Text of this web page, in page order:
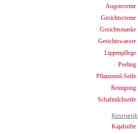
Augencreme
Gesichtscreme
Gesichtsmaske
Gesichtswasser
Lippenpflege
Peeling
Pflanzenöl-Seife
Reinigung
Schafmilchseife
Kosmetik
Kajalstifte